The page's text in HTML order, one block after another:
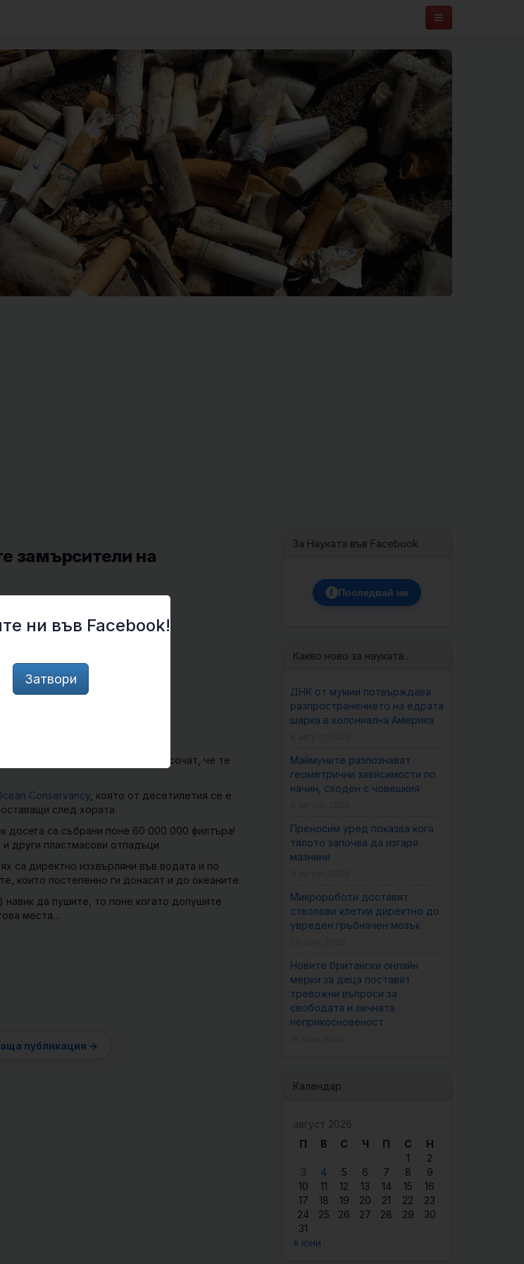
замърсители на
отпадък…, но нови данни сочат, че те
Conservancy , която от десетилетия се е
след хората.
досега са събрани поне 60 000 000 филтъра!
други пластмасови отпадъци.
са директно изхвърляни във водата и по
които постепенно ги донасят и до океаните.
навик да пушите, то поне когато допушите
места…
За Науката във Facebook
f Последвай ни
Какво ново за науката…
ДНК от мумии потвърждава
разпространението на едрата
шарка в колониална Америка
Маймуните разпознават
геометрични зависимости по
начин, сходен с човешкия
Преносим уред показва кога
тялото започва да изгаря
мазнини
Микророботи доставят
стволови клетки директно до
увреден гръбначен мозък
Новите британски онлайн
мерки за деца поставят
тревожни въпроси за
свободата и личната
неприкосновеност
Календар
август 2026
П
В С Ч П С
Н
1
2
3
4 5 6 7 8
9
10
11 12 13 14 15
16
17
18 19 20 21 22
23
24
25 26 27 28 29
30
31
« юни
ни във Facebook!
Затвори